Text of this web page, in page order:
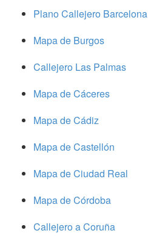
Plano Callejero Barcelona
Mapa de Burgos
Callejero Las Palmas
Mapa de Cáceres
Mapa de Cádiz
Mapa de Castellón
Mapa de Ciudad Real
Mapa de Córdoba
Callejero a Coruña